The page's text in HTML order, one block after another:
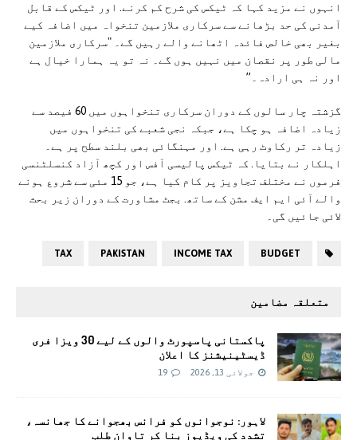
انہوں نے مزید کہا کہ ٹیکس کی شرح کم کرنے. اور ٹیکس کے قابل
آمدنی کی حد بڑھانے سے سرکاری ملازمین تنخواہ میں اضافہ کیے
بغیر بھی خالص فائدہ اٹھانے والے رہیں گے۔ "سرکاری ملازمین
مالی طور پر نقصان میں نہیں ہوں گے۔ نہ تو یہ ہمارا خیال ہے
اور نہ ہی ارادہ۔”
گزشتہ چار سالوں کے دوران سرکاری تنخواہوں میں 60 فیصد سے
زیادہ اضافہ ہو چکا ہے، جبکہ نجی شعبے کی تنخواہوں میں
زیادہ تر رکاوٹ رہی ہے. اور مہنگائی بھی بلند سطح پر ہے۔
اہلکار نے بتایا. کہ ٹیکس پالیسی آفس اور کچھ آزاد کنسلٹنسی
فرموں نے مختلف تجاویز پر کام کیا ہے، جو 15 مئی سے شروع ہونے
والے آئی ایم ایف مشن کے ساتھ. بجٹ مشاورت کے دوران زیر بحث
لائی جائیں گی۔
BUDGET
INCOME TAX
PAKISTAN
TAX
متعلقہ مضامین
پاکستانی پاسپورٹ والوں کے لیے 30 ویزا فری
ڈیسٹینیشنز کا اعلان
جولائی 13, 2026 19
لاہور: نوجوانوں کو فرانس بھجوانے کا جھانسہ،
تشدد کی ویڈیوز بنا کر تاوان طلب